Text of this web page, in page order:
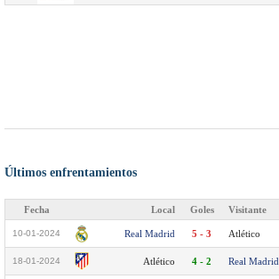
Últimos enfrentamientos
Fecha Local Goles Visitante
10-01-2024 Real Madrid 5 - 3 Atlético
18-01-2024 Atlético 4 - 2 Real Madrid